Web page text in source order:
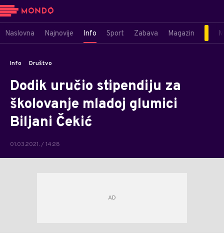
Naslovna Najnovije Info Sport Zabava Magazin
Info Društvo
Dodik uručio stipendiju za
školovanje mladoj glumici
Biljani Čekić
01.03.2021. / 14:28